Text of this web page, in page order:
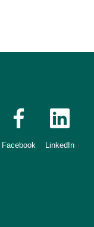
Facebook LinkedIn